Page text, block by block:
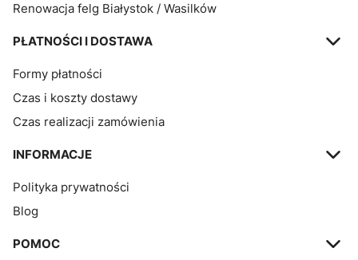
Renowacja felg Białystok / Wasilków
PŁATNOŚCI I DOSTAWA
Formy płatności
Czas i koszty dostawy
Czas realizacji zamówienia
INFORMACJE
Polityka prywatności
Blog
POMOC